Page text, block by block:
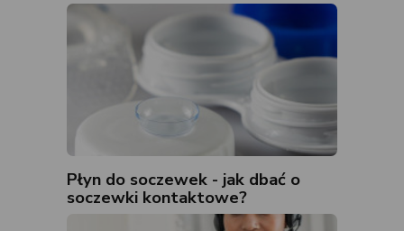
Płyn do soczewek - jak dbać o
soczewki kontaktowe?